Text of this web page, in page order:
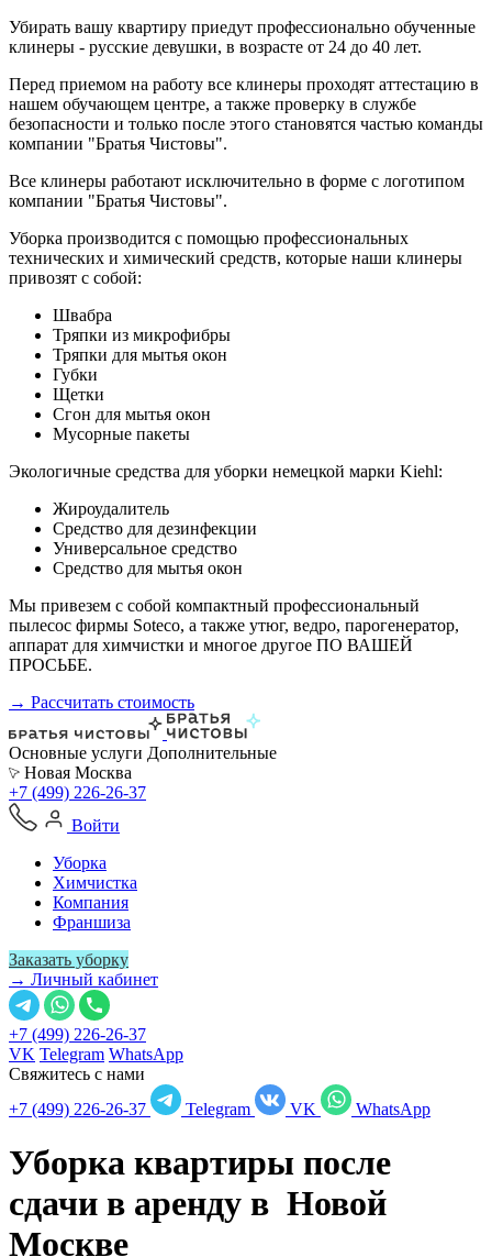
Убирать вашу квартиру приедут профессионально обученные
клинеры - русские девушки, в возрасте от 24 до 40 лет.
Перед приемом на работу все клинеры проходят аттестацию в
нашем обучающем центре, а также проверку в службе
безопасности и только после этого становятся частью команды
компании "Братья Чистовы".
Все клинеры работают исключительно в форме с логотипом
компании "Братья Чистовы".
Уборка производится с помощью профессиональных
технических и химический средств, которые наши клинеры
привозят с собой:
Швабра
Тряпки из микрофибры
Тряпки для мытья окон
Губки
Щетки
Сгон для мытья окон
Мусорные пакеты
Экологичные средства для уборки немецкой марки Kiehl:
Жироудалитель
Средство для дезинфекции
Универсальное средство
Средство для мытья окон
Мы привезем с собой компактный профессиональный
пылесос фирмы Soteco, а также утюг, ведро, парогенератор,
аппарат для химчистки и многое другое ПО ВАШЕЙ
ПРОСЬБЕ.
→ Рассчитать стоимость
Основные услуги Дополнительные
Новая Москва
+7 (499) 226-26-37
Войти
Уборка
Химчистка
Компания
Франшиза
Заказать уборку
→ Личный кабинет
+7 (499) 226-26-37
VK Telegram WhatsApp
Свяжитесь с нами
+7 (499) 226-26-37
Telegram VK WhatsApp
Уборка квартиры после
сдачи в аренду в Новой
Москве